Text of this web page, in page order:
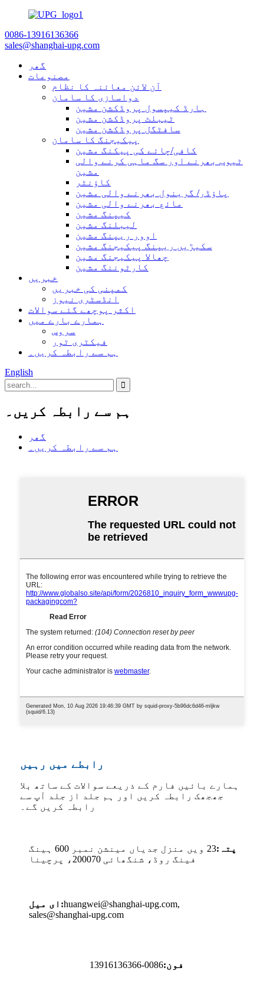
0086-13916136366
sales@shanghai-upg.com
گھر
مصنوعات
آن لائن معائنہ کا نظام
دواسازی کا سامان
ہارڈ کیپسول پروڈکشن مشین
ٹیبلٹ پروڈکشن مشین
سافٹگل پروڈکشن مشین
پیکیجنگ کا سامان
کافی/چائے کی پیکنگ مشین
ٹیوب بھرنے اور سگ ماہی کرنے والی
مشین
کاؤنٹر
پاؤڈر/ گرینول بھرنے والی مشین
مائع بھرنے والی مشین
کیپنگ مشین
لیبلنگ مشین
اوور ریپنگ مشین
سکیڑیں ریپنگ پیکیجنگ مشین
چھالا پیکیجنگ مشین
کارٹوننگ مشین
خبریں
کمپنی کی خبریں
انڈسٹری نیوز
اکثر پوچھے گئے سوالات
ہمارے بارے میں
سروس
فیکٹری ٹور
ہم سے رابطہ کریں۔
English
ہم سے رابطہ کریں۔
گھر
ہم سے رابطہ کریں۔
رابطے میں رہیں
ہمارے بائیں فارم کے ذریعے سوالات کے ساتھ بلا
جھجھک رابطہ کریں اور ہم جلد از جلد آپ سے
رابطہ کریں گے۔
پتہ:
23 ویں منزل جدیاں مینشن نمبر 600 ہینگ
فینگ روڈ، شنگھائی 200070، پرچینا
ای میل:huangwei@shanghai-upg.com,
sales@shanghai-upg.com
فون:0086-13916136366